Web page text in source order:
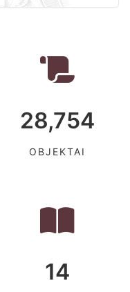
28,754
OBJEKTAI
14